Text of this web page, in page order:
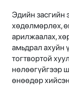
Эдийн засгийн
хөдөлмөрлөх,
арилжаалах,
амьдрал ахуйн
тогтвортой
нөлөөгүйгээр
өнөөдөр